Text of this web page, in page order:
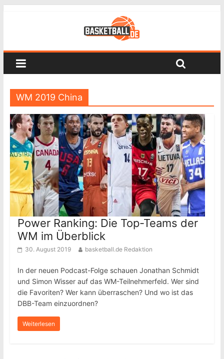
WM 2019 China
Power Ranking: Die Top-Teams der
WM im Überblick
30. August 2019 basketball.de Redaktion
In der neuen Podcast-Folge schauen Jonathan Schmidt
und Simon Wisser auf das WM-Teilnehmerfeld. Wer sind
die Favoriten? Wer kann überraschen? Und wo ist das
DBB-Team einzuordnen?
Weiterlesen